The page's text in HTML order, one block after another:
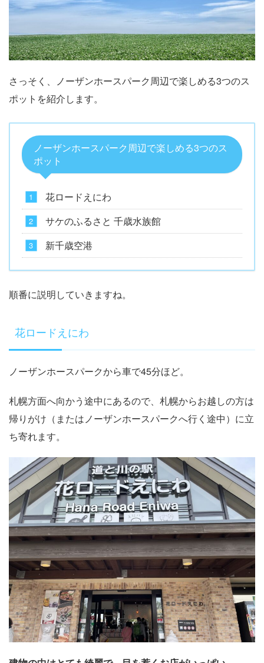
さっそく、ノーザンホースパーク周辺で楽しめる3つのス
ポットを紹介します。
ノーザンホースパーク周辺で楽しめる3つのス
ポット
花ロードえにわ
サケのふるさと 千歳水族館
新千歳空港
順番に説明していきますね。
花ロードえにわ
ノーザンホースパークから車で45分ほど。
札幌方面へ向かう途中にあるので、札幌からお越しの方は
帰りがけ（またはノーザンホースパークへ行く途中）に立
ち寄れます。